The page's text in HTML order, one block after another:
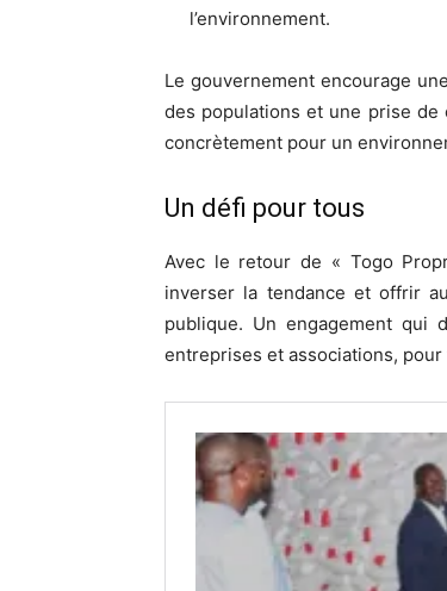
l’environnement.
Le gouvernement encourage
des populations et une prise de
concrètement pour un
Un défi pour tous
Avec le retour de « Togo
inverser la tendance et offrir
publique. Un engagement qui
entreprises et associations,